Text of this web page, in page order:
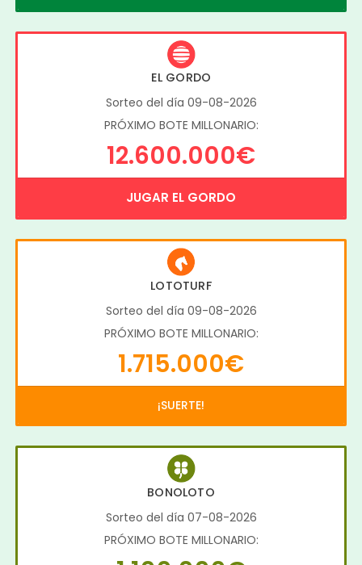
EL GORDO
Sorteo del día 09-08-2026
PRÓXIMO BOTE MILLONARIO:
12.600.000€
JUGAR EL GORDO
LOTOTURF
Sorteo del día 09-08-2026
PRÓXIMO BOTE MILLONARIO:
1.715.000€
¡SUERTE!
BONOLOTO
Sorteo del día 07-08-2026
PRÓXIMO BOTE MILLONARIO: